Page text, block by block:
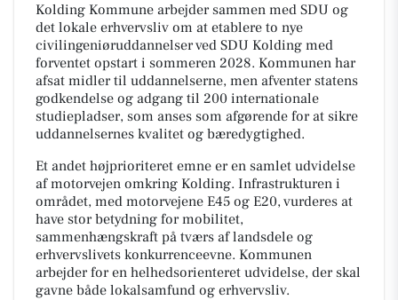
Kolding Kommune arbejder sammen med SDU og
det lokale erhvervsliv om at etablere to nye
civilingeniøruddannelser ved SDU Kolding med
forventet opstart i sommeren 2028. Kommunen har
afsat midler til uddannelserne, men afventer statens
godkendelse og adgang til 200 internationale
studiepladser, som anses som afgørende for at sikre
uddannelsernes kvalitet og bæredygtighed.
Et andet højprioriteret emne er en samlet udvidelse
af motorvejen omkring Kolding. Infrastrukturen i
området, med motorvejene E45 og E20, vurderes at
have stor betydning for mobilitet,
sammenhængskraft på tværs af landsdele og
erhvervslivets konkurrenceevne. Kommunen
arbejder for en helhedsorienteret udvidelse, der skal
gavne både lokalsamfund og erhvervsliv.